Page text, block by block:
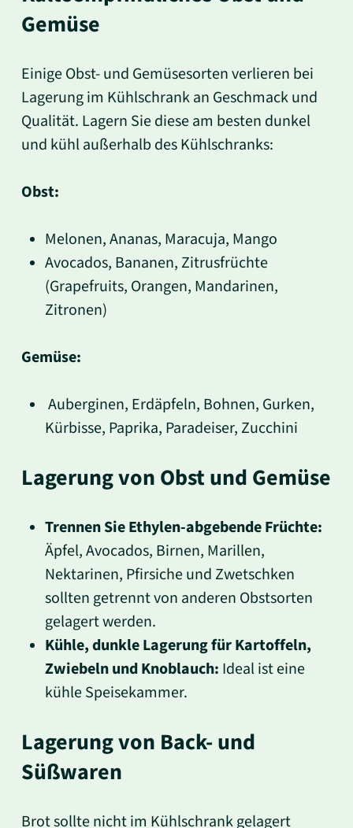
Gemüse
Einige Obst- und Gemüsesorten verlieren bei
Lagerung im Kühlschrank an Geschmack und
Qualität. Lagern Sie diese am besten dunkel
und kühl außerhalb des Kühlschranks:
Obst:
Melonen, Ananas, Maracuja, Mango
Avocados, Bananen, Zitrusfrüchte
(Grapefruits, Orangen, Mandarinen,
Zitronen)
Gemüse:
Auberginen, Erdäpfeln, Bohnen, Gurken,
Kürbisse, Paprika, Paradeiser, Zucchini
Lagerung von Obst und Gemüse
Trennen Sie Ethylen-abgebende Früchte:
Äpfel, Avocados, Birnen, Marillen,
Nektarinen, Pfirsiche und Zwetschken
sollten getrennt von anderen Obstsorten
gelagert werden.
Kühle, dunkle Lagerung für Kartoffeln,
Zwiebeln und Knoblauch: Ideal ist eine
kühle Speisekammer.
Lagerung von Back- und
Süßwaren
Brot sollte nicht im Kühlschrank gelagert